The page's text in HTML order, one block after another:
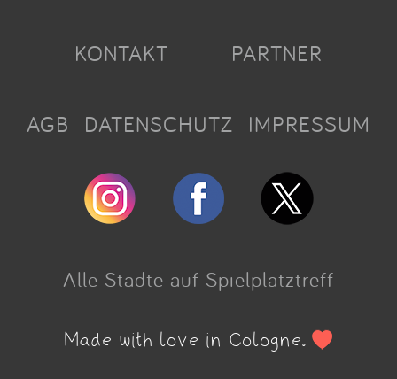
KONTAKT PARTNER
AGB DATENSCHUTZ IMPRESSUM
Alle Städte auf Spielplatztreff
Made with love in Cologne.